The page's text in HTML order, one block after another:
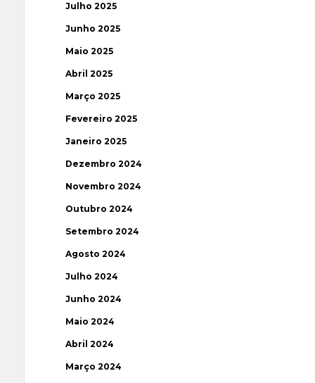
Julho 2025
Junho 2025
Maio 2025
Abril 2025
Março 2025
Fevereiro 2025
Janeiro 2025
Dezembro 2024
Novembro 2024
Outubro 2024
Setembro 2024
Agosto 2024
Julho 2024
Junho 2024
Maio 2024
Abril 2024
Março 2024